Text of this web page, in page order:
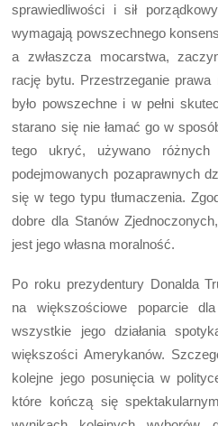
sprawiedliwości i sił
wymagają powszechnego
a zwłaszcza mocarstwa,
rację bytu. Przestrzeganie prawa
było powszechne i w pełni
starano się nie łamać go w
tego ukryć, używano różnych
podejmowanych pozaprawnych
się w tego typu tłumaczenia.
dobre dla Stanów
jest jego własna moralność.
Po roku prezydentury Donalda
na większościowe poparcie
wszystkie jego działania
większości Amerykanów.
kolejne jego posunięcia w
które kończą się